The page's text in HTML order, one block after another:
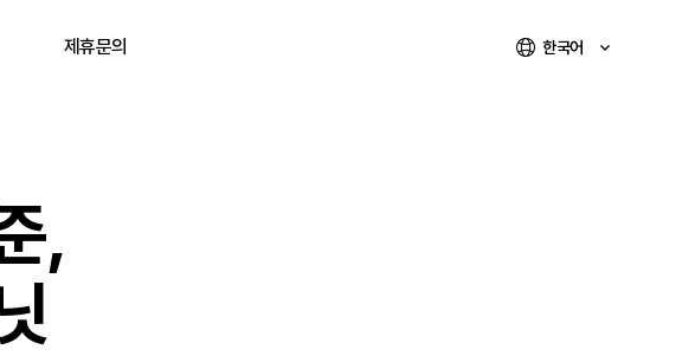
제휴문의 한국어
,